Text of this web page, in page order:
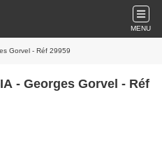
MENU
Gorvel - Réf 29959
- Georges Gorvel - Réf